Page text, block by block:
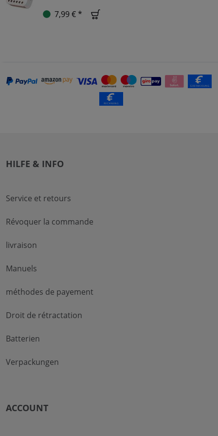
7,99 € *
HILFE & INFO
Service et retours
Révoquer la commande
livraison
Manuels
méthodes de payement
Droit de rétractation
Batterien
Verpackungen
ACCOUNT